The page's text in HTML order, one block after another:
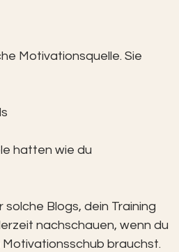
Motivationsquelle. Sie
hatten wie du
Blogs, dein Training
nachschauen, wenn du
brauchst.